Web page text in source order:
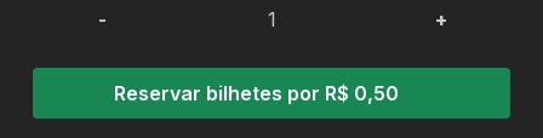
- +
Reservar bilhetes por R$ 0,50